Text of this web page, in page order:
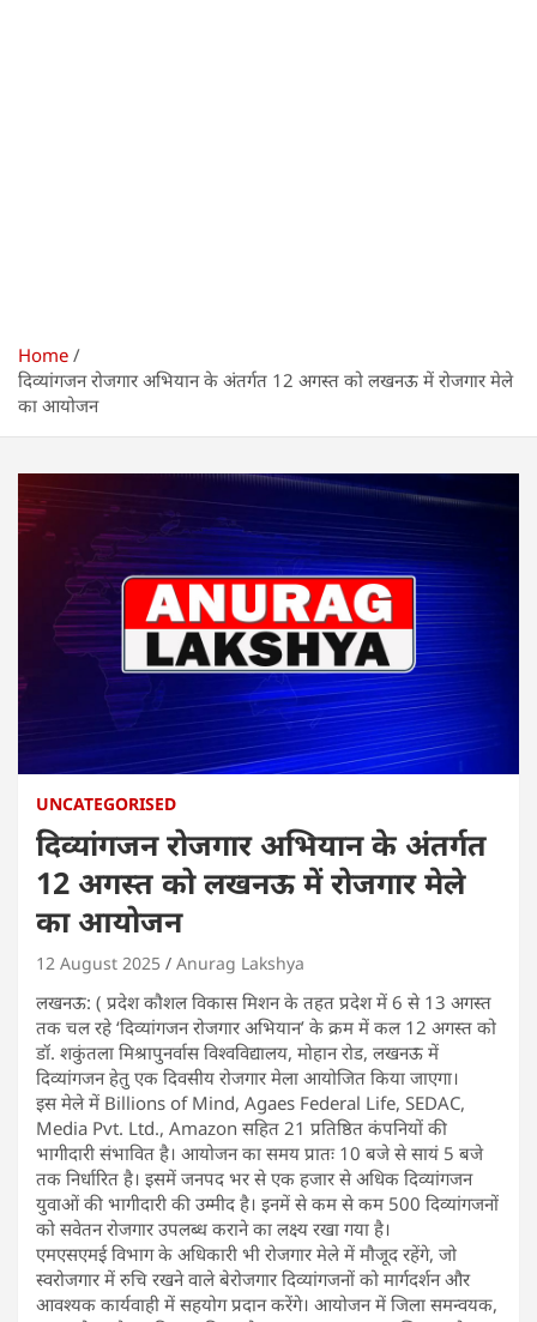
Home
दिव्यांगजन रोजगार अभियान के अंतर्गत 12 अगस्त को लखनऊ में रोजगार मेले
का आयोजन
UNCATEGORISED
दिव्यांगजन रोजगार अभियान के अंतर्गत
12 अगस्त को लखनऊ में रोजगार मेले
का आयोजन
12 August 2025 Anurag Lakshya
लखनऊ: ( प्रदेश कौशल विकास मिशन के तहत प्रदेश में 6 से 13 अगस्त
तक चल रहे ‘दिव्यांगजन रोजगार अभियान’ के क्रम में कल 12 अगस्त को
डॉ. शकुंतला मिश्रापुनर्वास विश्वविद्यालय, मोहान रोड, लखनऊ में
दिव्यांगजन हेतु एक दिवसीय रोजगार मेला आयोजित किया जाएगा।
इस मेले में Billions of Mind, Agaes Federal Life, SEDAC,
Media Pvt. Ltd., Amazon सहित 21 प्रतिष्ठित कंपनियों की
भागीदारी संभावित है। आयोजन का समय प्रातः 10 बजे से सायं 5 बजे
तक निर्धारित है। इसमें जनपद भर से एक हजार से अधिक दिव्यांगजन
युवाओं की भागीदारी की उम्मीद है। इनमें से कम से कम 500 दिव्यांगजनों
को सवेतन रोजगार उपलब्ध कराने का लक्ष्य रखा गया है।
एमएसएमई विभाग के अधिकारी भी रोजगार मेले में मौजूद रहेंगे, जो
स्वरोजगार में रुचि रखने वाले बेरोजगार दिव्यांगजनों को मार्गदर्शन और
आवश्यक कार्यवाही में सहयोग प्रदान करेंगे। आयोजन में जिला समन्वयक,